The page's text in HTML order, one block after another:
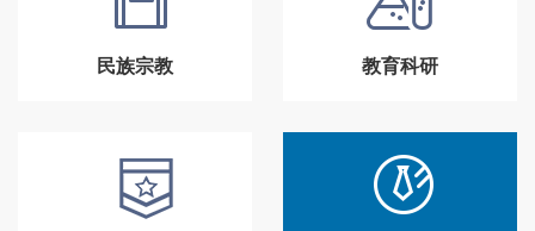
民族宗教 教育科研